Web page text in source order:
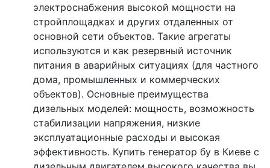
электроснабжения высокой мощности на
стройплощадках и других отдаленных от
основной сети объектов. Такие агрегаты
используются и как резервный источник
питания в аварийных ситуациях (для частного
дома, промышленных и коммерческих
объектов). Основные преимущества
дизельных моделей: мощность, возможность
стабилизации напряжения, низкие
эксплуатационные расходы и высокая
эффективность. Купить генератор бу в Киеве с